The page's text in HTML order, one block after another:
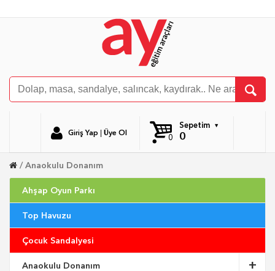
Giriş Yap Üye Ol
Sepetim
0
0
Anaokulu Donanım
Ahşap Oyun Parkı
Top Havuzu
Çocuk Sandalyesi
Anaokulu Donanım